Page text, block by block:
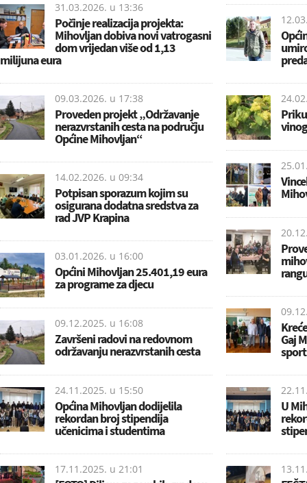
31.03.2026. u 13:36
Počinje realizacija projekta:
Mihovljan dobiva novi vatrogasni
dom vrijedan više od 1,13
milijuna eura
09.03.2026. u 17:38
Proveden projekt „Održavanje
nerazvrstanih cesta na području
Općine Mihovljan“
14.02.2026. u 09:34
Potpisan sporazum kojim su
osigurana dodatna sredstva za
rad JVP Krapina
03.01.2026. u 16:00
Općini Mihovljan 25.401,19 eura
za programe za djecu
09.12.2025. u 16:08
Završeni radovi na redovnom
održavanju nerazvrstanih cesta
24.11.2025. u 15:50
Općina Mihovljan dodijelila
rekordan broj stipendija
učenicima i studentima
17.11.2025. u 21:01
Gaj
U